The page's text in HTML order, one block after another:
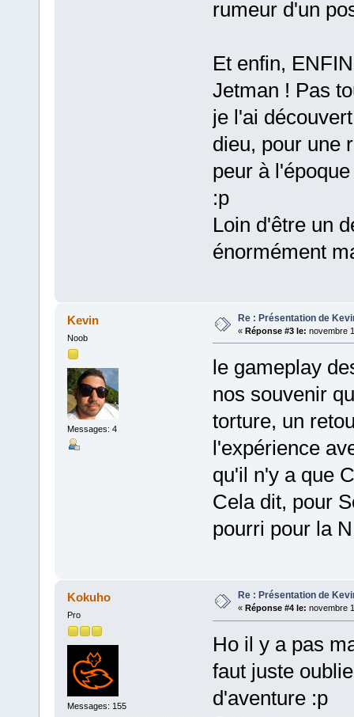
rumeur d'un
Et enfin,
Jetman ! Pas
je l'ai
dieu, pour une
peur à
:p
Loin d'être un
énormément
Kevin
Noob
Messages: 4
Re : Présentation de
« Réponse #3 le: novembre
le gameplay
nos souvenir
torture, un
l'expérience
qu'il n'y a que
Cela dit, pour
pourri pour la
Kokuho
Pro
Messages: 155
Re : Présentation de
« Réponse #4 le: novembre
Ho il y a pas
faut juste
d'aventure :p